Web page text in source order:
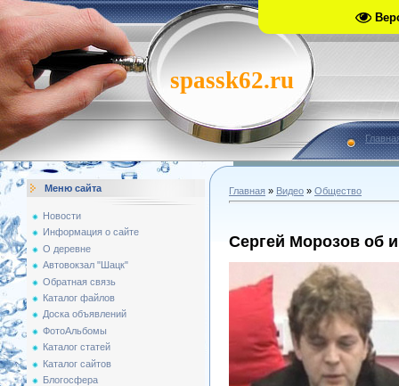
spassk62.ru
Меню сайта
Новости
Информация о сайте
О деревне
Автовокзал "Шацк"
Обратная связь
Каталог файлов
Доска объявлений
ФотоАльбомы
Каталог статей
Каталог сайтов
Блогосфера
Главная » Видео » Общество
Сергей Морозов об